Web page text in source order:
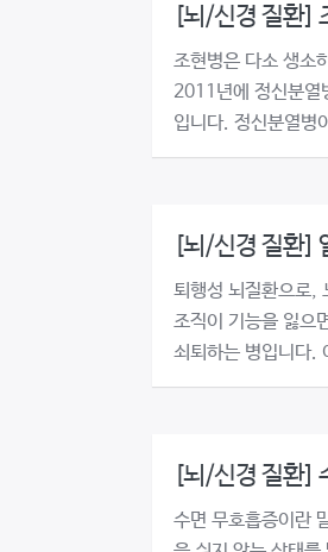
[뇌/신경 질환]
조현병은 다소 생소
2011년에 정신분열
입니다. 정신분열병
[뇌/신경 질환]
퇴행성 뇌질환으로,
조직이 기능을 잃으
쇠퇴하는 병입니다.
[뇌/신경 질환]
수면 무호흡증이란